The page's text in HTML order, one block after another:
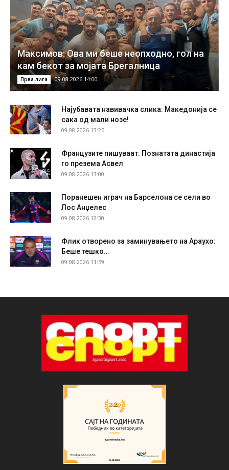
Максимов: Ова ми беше неопходно, гол на
кам бекот за мојата Брегалница
Прва лига 09.08.2026 14:00
Најубавата навивачка слика: Македонија се
сака од мали нозе!
09.08.2026 13:25
Французите пишуваат: Познатата династија
го презема Асвел
09.08.2026 13:00
Поранешен играч на Барселона се сели во
Лос Анџелес
09.08.2026 12:30
Флик отворено за заминувањето на Араухо:
Беше тешко…
09.08.2026 11:59